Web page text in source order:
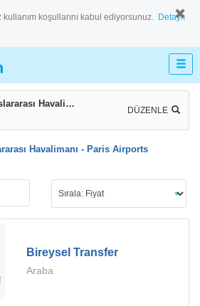
koşullarını kabul ediyorsunuz. Detaylı
Havalimanı - Paris Airports
DÜZENLE
Havalimanı - Paris Airports
Bireysel Transfer
Araba